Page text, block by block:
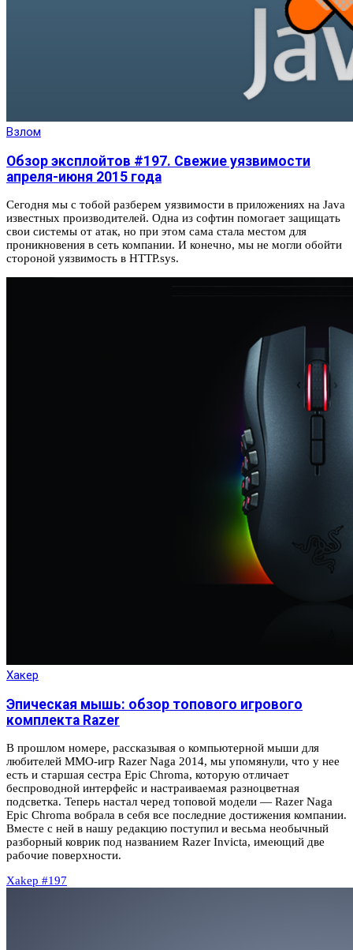
Взлом
Обзор эксплойтов #197. Свежие уязвимости
апреля-июня 2015 года
Сегодня мы с тобой разберем уязвимости в приложениях на Java
известных производителей. Одна из софтин помогает защищать
свои системы от атак, но при этом сама стала местом для
проникновения в сеть компании. И конечно, мы не могли обойти
стороной уязвимость в HTTP.sys.
Хакер
Эпическая мышь: обзор топового игрового
комплекта Razer
В прошлом номере, рассказывая о компьютерной мыши для
любителей MMO-игр Razer Naga 2014, мы упомянули, что у нее
есть и старшая сестра Epic Chroma, которую отличает
беспроводной интерфейс и настраиваемая разноцветная
подсветка. Теперь настал черед топовой модели — Razer Naga
Epic Chroma вобрала в себя все последние достижения компании.
Вместе с ней в нашу редакцию поступил и весьма необычный
разборный коврик под названием Razer Invicta, имеющий две
рабочие поверхности.
Xakep #197